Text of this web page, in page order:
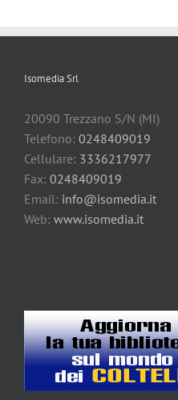
Isomedia Srl
20090 Trezzano S/N (MI)
Telefono: 0248409019
Cellulare: 3336217977
Fax: 0248409019
Email: info@isomedia.it
Web: www.isomedia.it